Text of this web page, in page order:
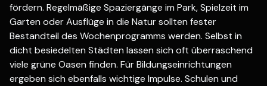
fördern. Regelmäßige Spaziergänge im Park, Spielzeit im
Garten oder Ausflüge in die Natur sollten fester
Bestandteil des Wochenprogramms werden. Selbst in
dicht besiedelten Städten lassen sich oft überraschend
viele grüne Oasen finden. Für Bildungseinrichtungen
ergeben sich ebenfalls wichtige Impulse. Schulen und